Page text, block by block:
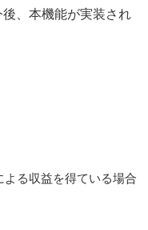
、本機能が実装され
る収益を得ている場合